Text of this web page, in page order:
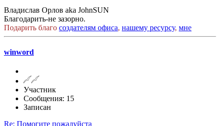
Владислав Орлов aka JohnSUN
Благодарить-не зазорно.
Подарить благо создателям офиса, нашему ресурсу, мне
winword
Участник
Сообщения: 15
Записан
Re: Помогите пожалуйста